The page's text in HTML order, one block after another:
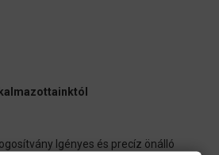
Igényes és precíz önálló